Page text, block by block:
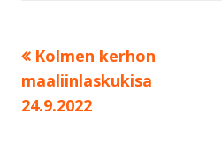
Artikkelien
selaus
Edellinen:
Kolmen kerhon
maaliinlaskukisa
24.9.2022